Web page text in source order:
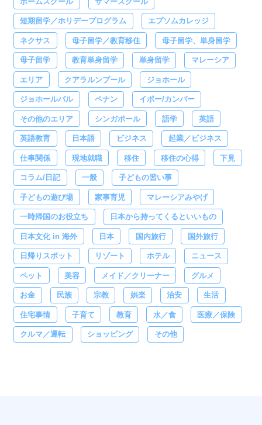
短期留学／ホリデープログラム エプソムカレッジ
ネクサス 母子留学／教育移住 母子留学、単身留学
母子留学 教育単身留学 単身留学 マレーシア
エリア クアラルンプール ジョホール
ジョホールバル ペナン イポー/カンパー
その他のエリア シンガポール 語学 英語
英語教育 日本語 ビジネス 起業／ビジネス
仕事関係 現地就職 移住 移住の心得 下見
コラム/日記 一般 子どもの習い事
子どもの遊び場 家事育児 マレーシアみやげ
一時帰国のお役立ち 日本から持ってくるといいもの
日本文化 in 海外 日本 国内旅行 国外旅行
日帰りスポット リゾート ホテル ニュース
ペット 美容 メイド／クリーナー グルメ
お金 民族 宗教 娯楽 治安 生活
住宅事情 子育て 教育 水／食 医療／保険
クルマ／運転 ショッピング その他